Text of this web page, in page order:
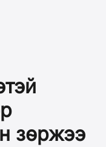
зөржээ